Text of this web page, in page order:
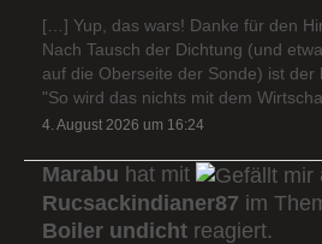
[…] Yup, das wars! Danke für den
Nach Tausch der Dichtung (und
auf die Oberseite der Sonde) ist der
"So wird das nichts mit dem
4. August 2026 um 16:24
Marabu hat mit
Rucsackindianer87 im
Boiler undicht reagiert.